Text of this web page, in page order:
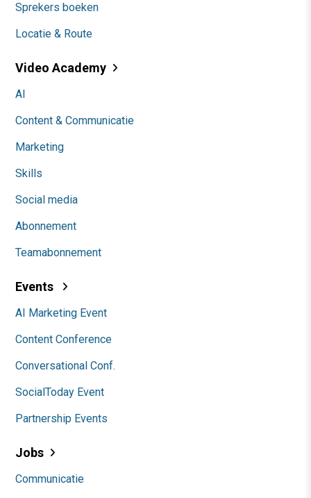
Sprekers boeken
Locatie & Route
Video Academy
AI
Content & Communicatie
Marketing
Skills
Social media
Abonnement
Teamabonnement
Events
AI Marketing Event
Content Conference
Conversational Conf.
SocialToday Event
Partnership Events
Jobs
Communicatie